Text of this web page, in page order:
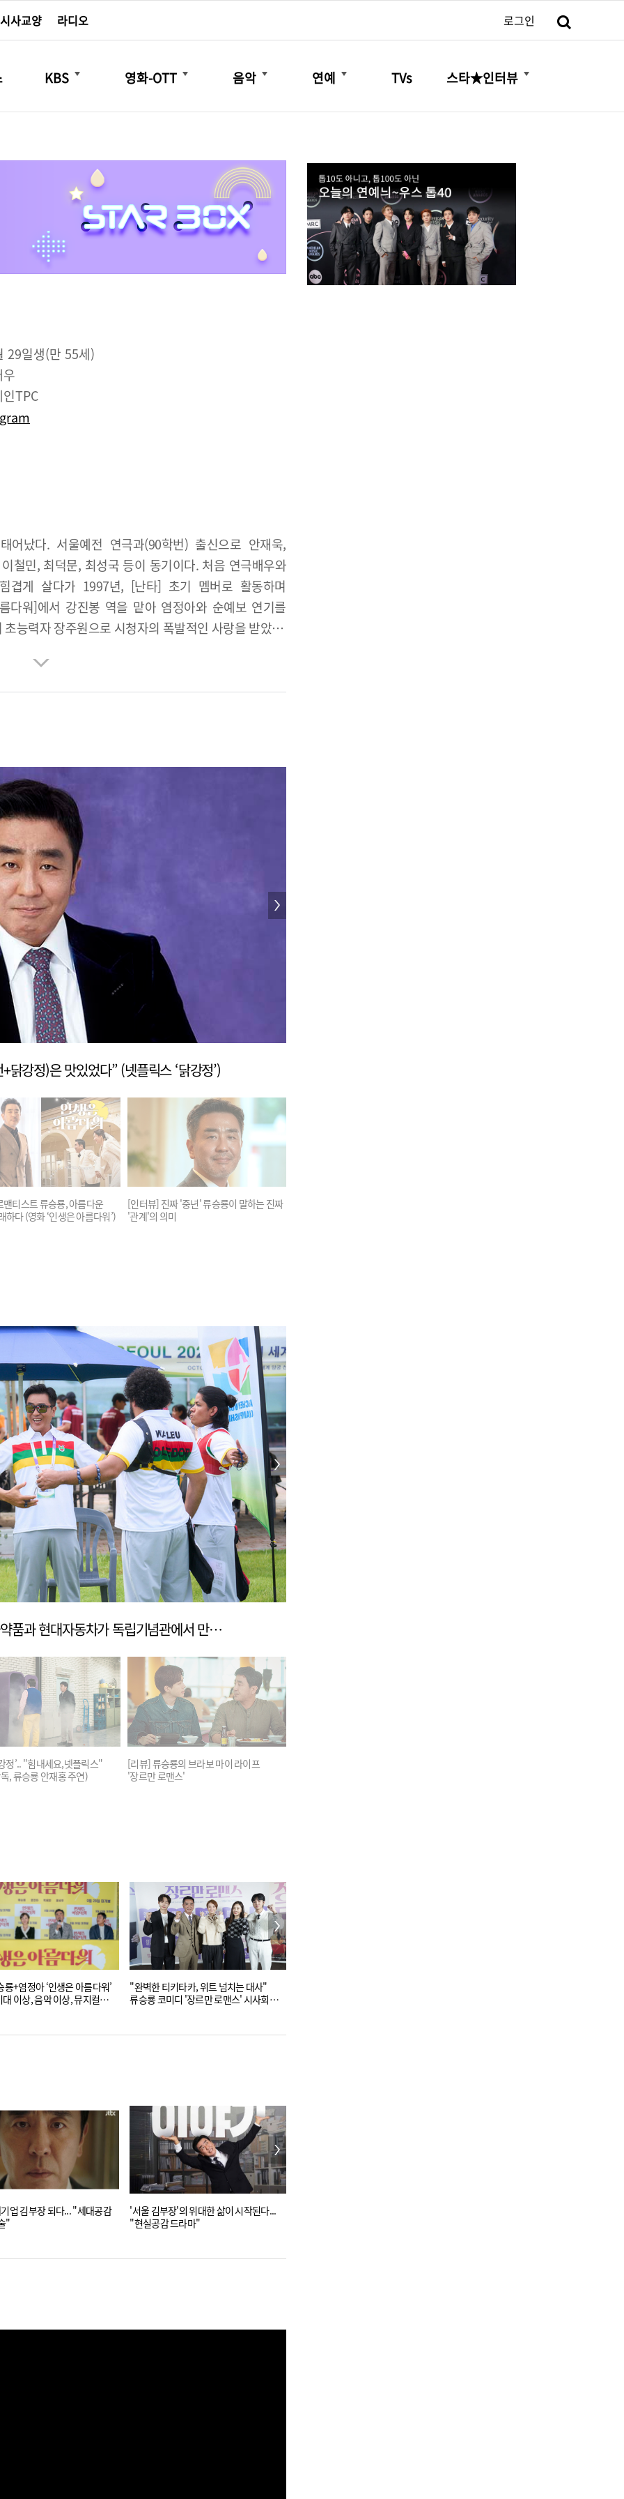
시사교양 라디오 로그인
KBS
더보기
영화-OTT
더보기
음악
더보기
연예
더보기
TVs 스타★인터뷰
더보기
29일생(만 55세)
TPC
어났다. 서울예전 연극과(90학번) 출신으로 안재욱,
철민, 최덕문, 최성국 등이 동기이다. 처음 연극배우와
겹게 살다가 1997년, [난타] 초기 멤버로 활동하며
다워]에서 강진봉 역을 맡아 염정아와 순예보 연기를
능력자 장주원으로 시청자의 폭발적인 사랑을 받았다.
강정)은 맛있었다” (넷플릭스 ‘닭강정’)
티스트 류승룡, 아름다운
하다 (영화 ‘인생은 아름다워’)
[인터뷰] 진짜 '중년' 류승룡이 말하는 진짜
'관계'의 의미
[리뷰] '아마존 활명수'.. 동화약품과 현대자동차가 독립기념관에서 만난 이유
정’.. "힘내세요,넷플릭스"
, 류승룡 안재홍 주연)
[리뷰] 류승룡의 브라보 마이 라이프
'장르만 로맨스'
+염정아 ‘인생은 아름다워’
이상, 음악 이상, 뮤지컬
"완벽한 티키타카, 위트 넘치는 대사"
류승룡 코미디 '장르만 로맨스' 시사회
업 김부장 되다... "세대공감
"
'서울 김부장'의 위대한 삶이 시작된다...
"현실공감 드라마"